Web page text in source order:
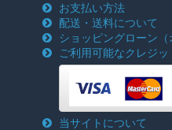
お支払い方法
配送・送料について
ショッピングローン
ご利用可能なクレジッ
当サイトについて